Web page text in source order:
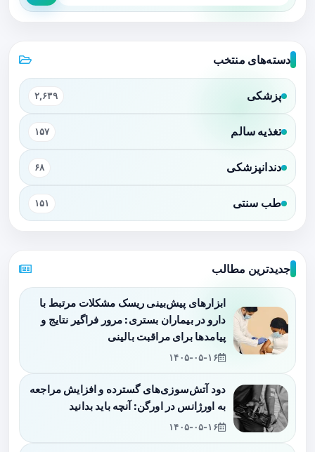
دسته‌های منتخب
پزشکی ۲,۶۳۹
تغذیه سالم ۱۵۷
دندانپزشکی ۶۸
طب سنتی ۱۵۱
جدیدترین مطالب
ابزارهای پیش‌بینی ریسک مشکلات مرتبط با
دارو در بیماران بستری: مرور فراگیر نتایج و
پیامدها برای مراقبت بالینی
۱۴۰۵-۰۵-۱۶
دود آتش‌سوزی‌های گسترده و افزایش مراجعه
به اورژانس در اورگن: آنچه باید بدانید
۱۴۰۵-۰۵-۱۶